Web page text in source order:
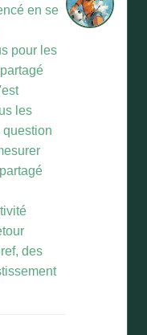
en se
pour les
les
des